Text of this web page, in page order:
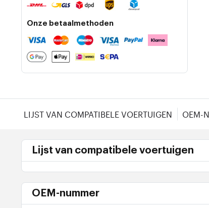
Onze betaalmethoden
LIJST VAN COMPATIBELE VOERTUIGEN OEM-
Lijst van compatibele voertuigen
OEM-nummer